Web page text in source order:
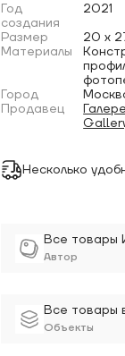
Год
создания
2021
Размер
20 x
Материалы
Город
Продавец
Несколько
Все товары
Автор
Все товары
Объекты